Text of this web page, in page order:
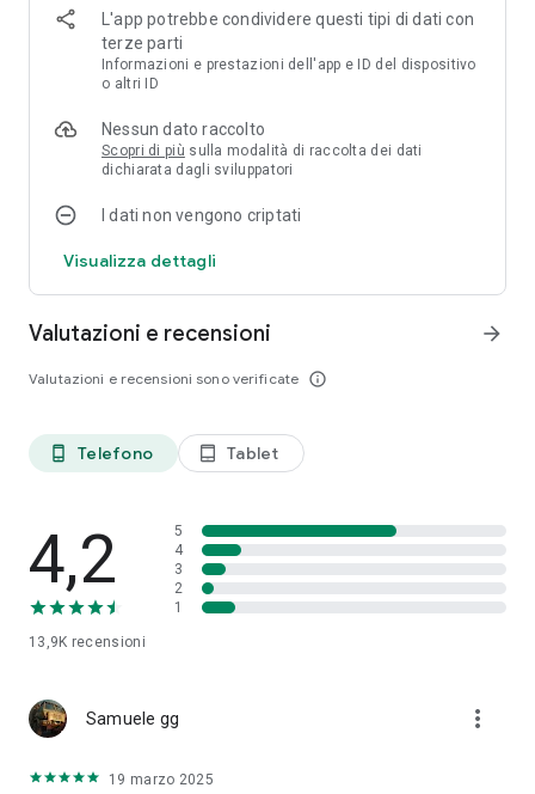
avviso sonoro prima di iniziare una chiamata su un
programma.
Tutte le autorizzazioni richieste sono necessarie per il lavoro
elaborati e utilizzati per effettuare chiamate.
L'app potrebbe condividere questi tipi di dati con
terze parti
Informazioni e prestazioni dell'app e ID del dispositivo
o altri ID
Nessun dato raccolto
Scopri di più sulla modalità di raccolta dei dati
dichiarata dagli sviluppatori
I dati non vengono criptati
Visualizza dettagli
Valutazioni e recensioni
Valutazioni e recensioni sono verificate info_outline
arrow_forward
phone_android Telefono tablet_android Tablet
4,2
13,9K recensioni
5
4
3
2
1
Samuele gg more_vert
19 marzo 2025